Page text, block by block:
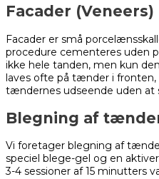
Facader (Veneers)
Facader er små
procedure cementeres uden
ikke hele tanden, men kun
laves ofte på tænder i
tændernes udseende uden at
Blegning af
Vi foretager blegning af
speciel blege-gel og en
3-4 sessioner af 15 minutters